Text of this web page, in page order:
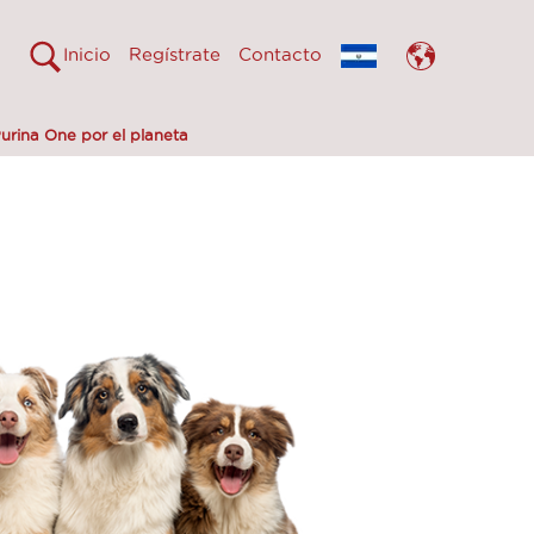
Inicio Regístrate Contacto
One por el planeta